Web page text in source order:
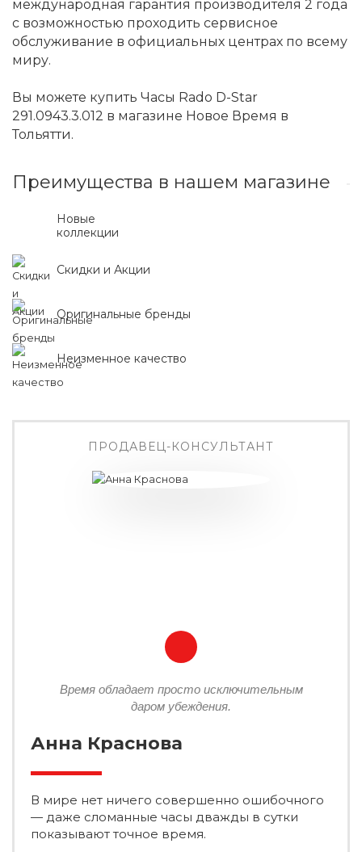
международная гарантия производителя 2 года
с возможностью проходить сервисное
обслуживание в официальных центрах по всему
миру.
Вы можете купить Часы Rado D-Star
291.0943.3.012 в магазине Новое Время в
Тольятти.
Преимущества в нашем магазине
Новые
коллекции
Скидки и Акции
Оригинальные бренды
Неизменное качество
ПРОДАВЕЦ-КОНСУЛЬТАНТ
Время обладает просто исключительным
даром убеждения.
Анна Краснова
В мире нет ничего совершенно ошибочного
— даже сломанные часы дважды в сутки
показывают точное время.